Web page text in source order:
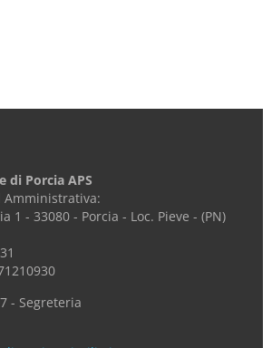
di Porcia APS
Amministrativa:
1 - 33080 - Porcia - Loc. Pieve - (PN)
- Segreteria